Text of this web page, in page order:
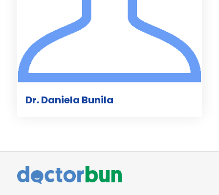
Dr. Daniela Bunila